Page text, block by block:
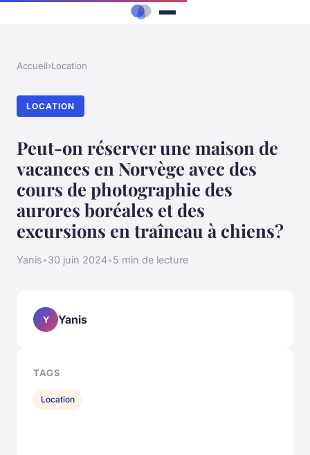
Accueil›Location
LOCATION
Peut-on réserver une maison de
vacances en Norvège avec des
cours de photographie des
aurores boréales et des
excursions en traîneau à chiens?
Yanis•30 juin 2024•5 min de lecture
Y Yanis
TAGS
Location